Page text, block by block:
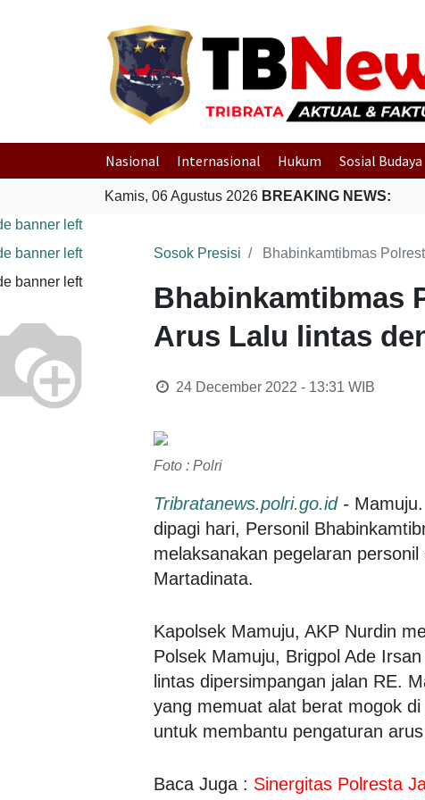
Nasional Internasional Hukum Sosial Budaya
Kamis, 06 Agustus 2026 BREAKING NEWS:
Sosok Presisi Bhabinkamtibmas
Bhabinkamtibmas
Arus Lalu lintas
24 December 2022 - 13:31 WIB
Foto : Polri
Tribratanews.polri.go.id-
dipagi hari, Personil
melaksanakan pegelaran
Martadinata.
Kapolsek Mamuju, AKP Nurdin
Polsek Mamuju, Brigpol Ade
lintas dipersimpangan jalan RE.
yang memuat alat berat mogok
untuk membantu pengaturan
Baca Juga : Sinergitas Polresta